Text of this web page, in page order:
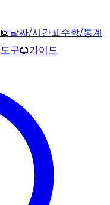
📅날짜/시간📊수학/통계
도구📖가이드